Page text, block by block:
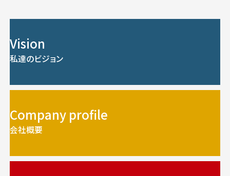
Vision
私達のビジョン
Company profile
会社概要